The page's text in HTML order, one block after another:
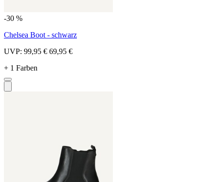
-30 %
Chelsea Boot - schwarz
UVP: 99,95 € 69,95 €
+ 1 Farben